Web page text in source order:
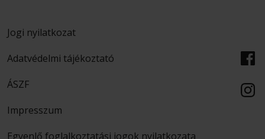
Jogi nyilatkozat
Adatvédelmi tájékoztató
ÁSZF
Impresszum
Egyenlő foglalkoztatási jogok nyilatkozata